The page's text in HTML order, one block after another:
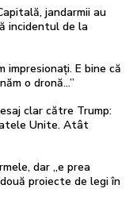
jandarmii au
incidentul de la
impresionați. E bine că
o dronă…”
clar către Trump:
Unite. Atât
dar „e prea
proiecte de legi în